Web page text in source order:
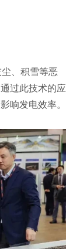
、积雪等恶
过此技术的应
响发电效率。